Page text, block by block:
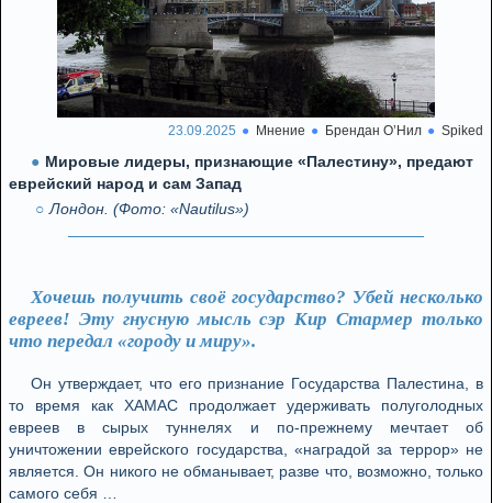
23.09.2025 Мнение Брендан О’Нил Spiked
Мировые лидеры, признающие «Палестину», предают
еврейский народ и сам Запад
Лондон. (Фото: «Nautilus»)
Хочешь получить своё государство? Убей несколько
евреев! Эту гнусную мысль сэр Кир Стармер только
что передал «городу и миру».
Он утверждает, что его признание Государства Палестина, в
то время как ХАМАС продолжает удерживать полуголодных
евреев в сырых туннелях и по-прежнему мечтает об
уничтожении еврейского государства, «наградой за террор» не
является. Он никого не обманывает, разве что, возможно, только
самого себя …